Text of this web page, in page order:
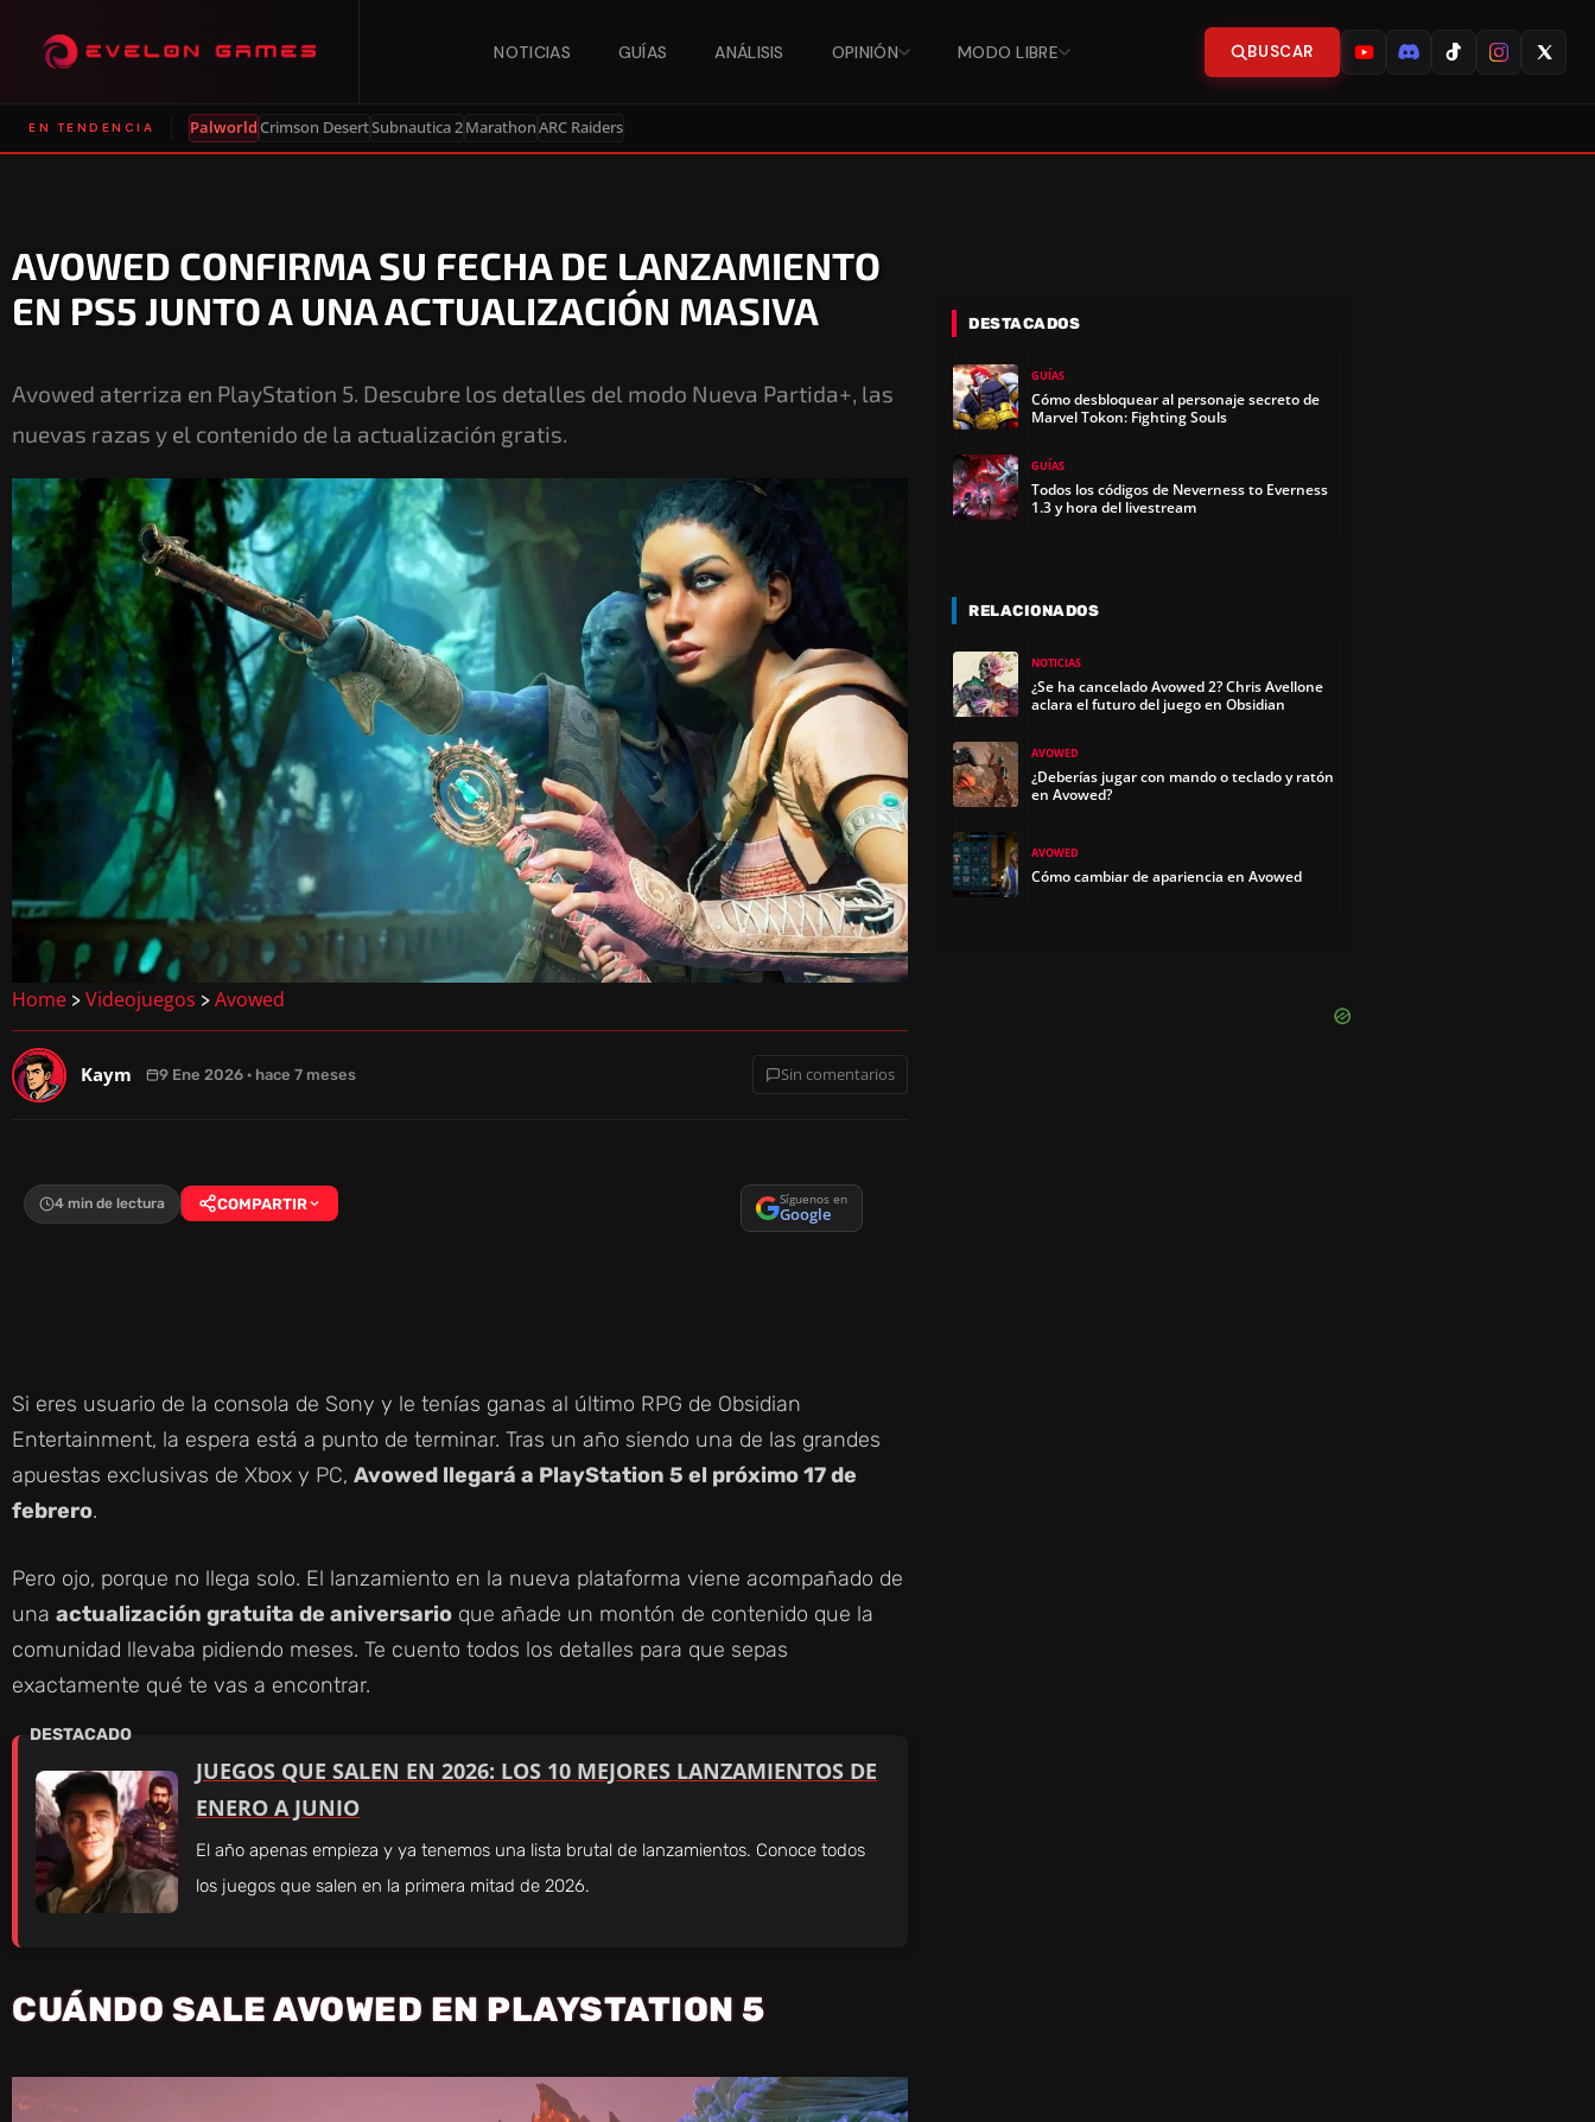
NOTICIAS GUÍAS ANÁLISIS OPINIÓN MODO LIBRE BUSCAR
EN TENDENCIA PalworldCrimson DesertSubnautica 2MarathonARC Raiders
AVOWED CONFIRMA SU FECHA DE LANZAMIENTO
EN PS5 JUNTO A UNA ACTUALIZACIÓN MASIVA
Avowed aterriza en PlayStation 5. Descubre los detalles del modo Nueva Partida+, las
nuevas razas y el contenido de la actualización gratis.
Home > Videojuegos > Avowed
Kaym 9 Ene 2026 · hace 7 meses Sin comentarios
4 min de lectura COMPARTIR Síguenos en
Google
Si eres usuario de la consola de Sony y le tenías ganas al último RPG de Obsidian
Entertainment, la espera está a punto de terminar. Tras un año siendo una de las grandes
apuestas exclusivas de Xbox y PC, Avowed llegará a PlayStation 5 el próximo 17 de
febrero.
Pero ojo, porque no llega solo. El lanzamiento en la nueva plataforma viene acompañado de
una actualización gratuita de aniversario que añade un montón de contenido que la
comunidad llevaba pidiendo meses. Te cuento todos los detalles para que sepas
exactamente qué te vas a encontrar.
JUEGOS QUE SALEN EN 2026: LOS 10 MEJORES LANZAMIENTOS DE
ENERO A JUNIO
El año apenas empieza y ya tenemos una lista brutal de lanzamientos. Conoce todos
los juegos que salen en la primera mitad de 2026.
CUÁNDO SALE AVOWED EN PLAYSTATION 5
DESTACADOS
GUÍAS
Cómo desbloquear al personaje secreto de
Marvel Tokon: Fighting Souls
GUÍAS
Todos los códigos de Neverness to Everness
1.3 y hora del livestream
RELACIONADOS
NOTICIAS
¿Se ha cancelado Avowed 2? Chris Avellone
aclara el futuro del juego en Obsidian
AVOWED
¿Deberías jugar con mando o teclado y ratón
en Avowed?
AVOWED
Cómo cambiar de apariencia en Avowed